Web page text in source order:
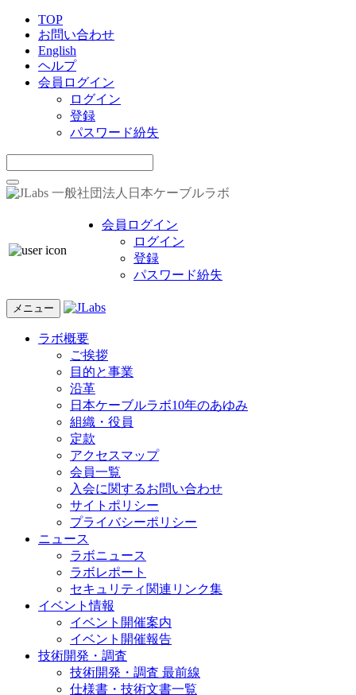
TOP
お問い合わせ
English
ヘルプ
会員ログイン
ログイン
登録
パスワード紛失
一般社団法人日本ケーブルラボ
会員ログイン
ログイン
登録
パスワード紛失
メニュー
ラボ概要
ご挨拶
目的と事業
沿革
日本ケーブルラボ10年のあゆみ
組織・役員
定款
アクセスマップ
会員一覧
入会に関するお問い合わせ
サイトポリシー
プライバシーポリシー
ニュース
ラボニュース
ラボレポート
セキュリティ関連リンク集
イベント情報
イベント開催案内
イベント開催報告
技術開発・調査
技術開発・調査 最前線
仕様書・技術文書一覧